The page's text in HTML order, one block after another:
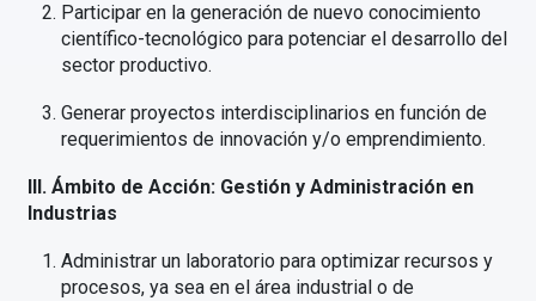
Participar en la generación de nuevo conocimiento
científico-tecnológico para potenciar el desarrollo del
sector productivo.
Generar proyectos interdisciplinarios en función de
requerimientos de innovación y/o emprendimiento.
III. Ámbito de Acción: Gestión y Administración en
Industrias
Administrar un laboratorio para optimizar recursos y
procesos, ya sea en el área industrial o de